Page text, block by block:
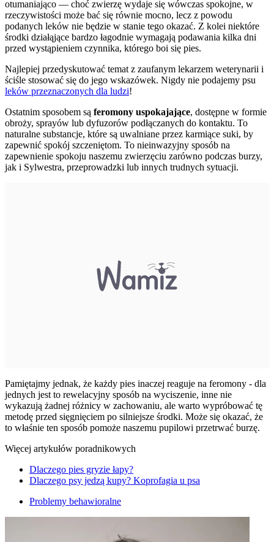
otumaniająco — choć zwierzę wydaje się wówczas spokojne, w
rzeczywistości może bać się równie mocno, lecz z powodu
podanych leków nie będzie w stanie tego okazać. Z kolei niektóre
środki działąjące bardzo łagodnie wymagają podawania kilka dni
przed wystąpieniem czynnika, którego boi się pies.
Najlepiej przedyskutować temat z zaufanym lekarzem weterynarii i
ściśle stosować się do jego wskazówek. Nigdy nie podajemy psu
leków przeznaczonych dla ludzi!
Ostatnim sposobem są feromony uspokajające, dostępne w formie
obroży, sprayów lub dyfuzorów podłączanych do kontaktu. To
naturalne substancje, które są uwalniane przez karmiące suki, by
zapewnić spokój szczeniętom. To nieinwazyjny sposób na
zapewnienie spokoju naszemu zwierzęciu zarówno podczas burzy,
jak i Sylwestra, przeprowadzki lub innych trudnych sytuacji.
Pamiętajmy jednak, że każdy pies inaczej reaguje na feromony - dla
jednych jest to rewelacyjny sposób na wyciszenie, inne nie
wykazują żadnej różnicy w zachowaniu, ale warto wypróbować tę
metodę przed sięgnięciem po silniejsze środki. Może się okazać, że
to właśnie ten sposób pomoże naszemu pupilowi przetrwać burzę.
Więcej artykułów poradnikowych
Dlaczego pies gryzie łapy?
Dlaczego psy jedzą kupy? Koprofagia u psa
Problemy behawioralne